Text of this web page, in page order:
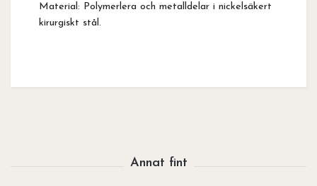
Material: Polymerlera och metalldelar i nickelsäkert
kirurgiskt stål.